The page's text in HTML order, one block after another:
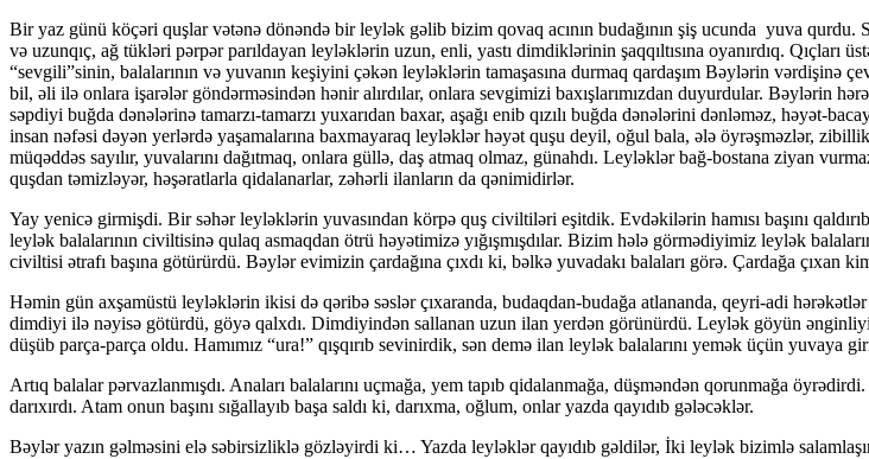
Bir yaz günü köçəri quşlar vətənə dönəndə bir leylək gəlib bizim qovaq acının budağının şiş ucunda yuva
və uzunqıç, ağ tükləri pərpər parıldayan leyləklərin uzun, enli, yastı dimdiklərinin şaqqıltısına oyanırdıq. Qıçları
“sevgili”sinin, balalarının və yuvanın keşiyini çəkən leyləklərin tamaşasına durmaq qardaşım Bəylərin
bil, əli ilə onlara işarələr göndərməsindən hənir alırdılar, onlara sevgimizi baxışlarımızdan duyurdular. Bəylərin
səpdiyi buğda dənələrinə tamarzı-tamarzı yuxarıdan baxar, aşağı enib qızılı buğda dənələrini dənləməz, həyət-
insan nəfəsi dəyən yerlərdə yaşamalarına baxmayaraq leyləklər həyət quşu deyil, oğul bala, ələ öyrəşməzlər,
müqəddəs sayılır, yuvalarını dağıtmaq, onlara güllə, daş atmaq olmaz, günahdı. Leyləklər bağ-bostana ziyan
quşdan təmizləyər, həşəratlarla qidalanarlar, zəhərli ilanların da qənimidirlər.
Yay yenicə girmişdi. Bir səhər leyləklərin yuvasından körpə quş civiltiləri eşitdik. Evdəkilərin hamısı başını
leylək balalarının civiltisinə qulaq asmaqdan ötrü həyətimizə yığışmışdılar. Bizim hələ görmədiyimiz leylək
civiltisi ətrafı başına götürürdü. Bəylər evimizin çardağına çıxdı ki, bəlkə yuvadakı balaları görə. Çardağa çıxan
Həmin gün axşamüstü leyləklərin ikisi də qəribə səslər çıxaranda, budaqdan-budağa atlananda, qeyri-adi
dimdiyi ilə nəyisə götürdü, göyə qalxdı. Dimdiyindən sallanan uzun ilan yerdən görünürdü. Leylək göyün
düşüb parça-parça oldu. Hamımız “ura!” qışqırıb sevinirdik, sən demə ilan leylək balalarını yemək üçün yuvaya
Artıq balalar pərvazlanmışdı. Anaları balalarını uçmağa, yem tapıb qidalanmağa, düşməndən qorunmağa
darıxırdı. Atam onun başını sığallayıb başa saldı ki, darıxma, oğlum, onlar yazda qayıdıb gələcəklər.
Bəylər yazın gəlməsini elə səbirsizliklə gözləyirdi ki… Yazda leyləklər qayıdıb gəldilər, İki leylək bizimlə